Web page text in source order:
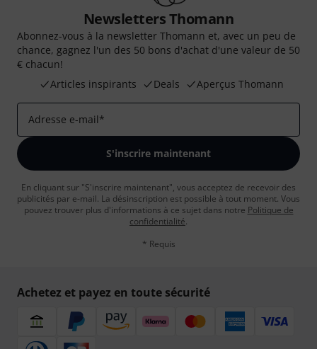
Newsletters Thomann
Abonnez-vous à la newsletter Thomann et, avec un peu de
chance, gagnez l'un des 50 bons d'achat d'une valeur de 50
€ chacun!
Articles inspirants
Deals Aperçus Thomann
Adresse e-mail*
S'inscrire maintenant
En cliquant sur "S'inscrire maintenant", vous acceptez de recevoir des
publicités par e-mail. La désinscription est possible à tout moment. Vous
pouvez trouver plus d'informations à ce sujet dans notre Politique de
confidentialité.
* Requis
Achetez et payez en toute sécurité